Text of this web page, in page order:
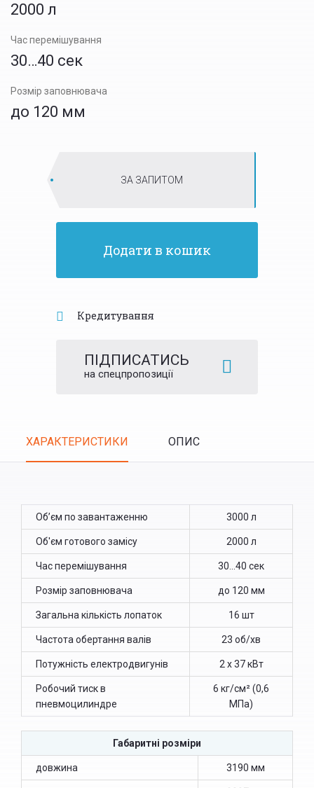
2000 л
Час перемішування
30…40 сек
Розмір заповнювача
до 120 мм
ЗА ЗАПИТОМ
Додати в кошик
Кредитування
ПІДПИСАТИСЬ
на спецпропозиції
Tabs
ХАРАКТЕРИСТИКИ ОПИС
Об’єм по завантаженню 3000 л
Об'єм готового замісу 2000 л
Час перемішування 30...40 сек
Розмір заповнювача до 120 мм
Загальна кількість лопаток 16 шт
Частота обертання валів 23 об/хв
Потужність електродвигунів 2 х 37 кВт
Робочий тиск в
пневмоцилиндре
6 кг/см² (0,6
МПа)
Габаритні розміри
довжина 3190 мм